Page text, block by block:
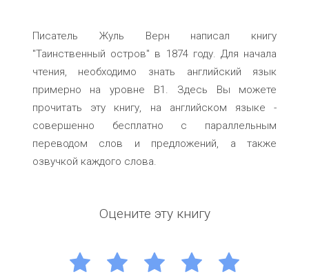
Писатель Жуль Верн написал книгу
"Таинственный остров" в 1874 году. Для начала
чтения, необходимо знать английский язык
примерно на уровне B1. Здесь Вы можете
прочитать эту книгу, на английском языке -
совершенно бесплатно с параллельным
переводом слов и предложений, а также
озвучкой каждого слова.
Оцените эту книгу